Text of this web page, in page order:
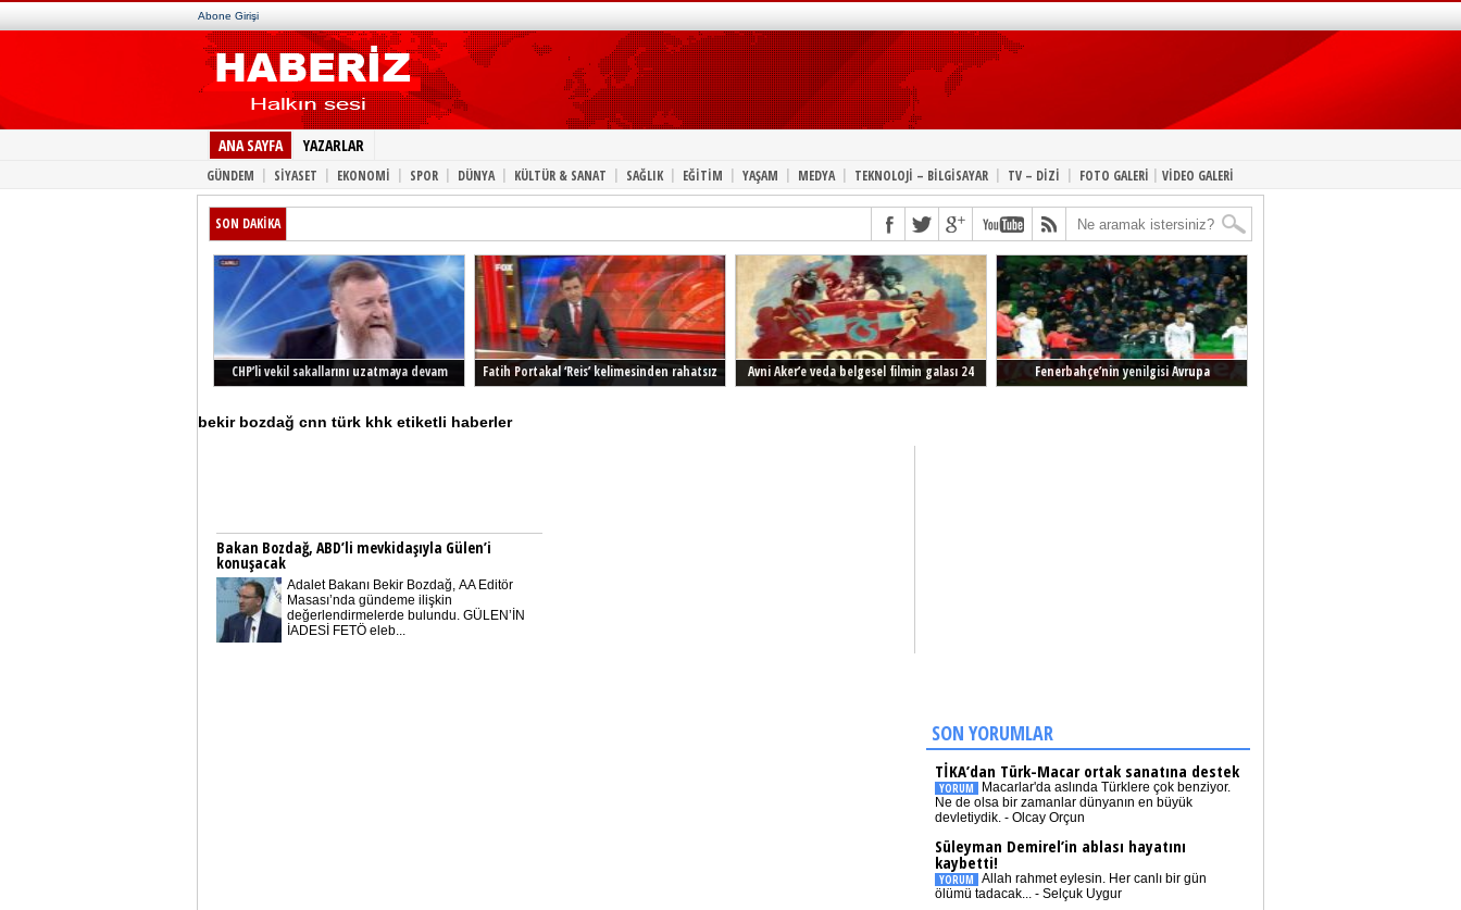
Abone Girişi
ANA SAYFA YAZARLAR
GÜNDEM | SİYASET | EKONOMİ | SPOR | DÜNYA | KÜLTÜR & SANAT | SAĞLIK | EĞİTİM | YAŞAM | MEDYA | TEKNOLOJİ – BİLGİSAYAR | TV – DİZİ | FOTO GALERİ | VİDEO GALERİ
SON DAKİKA
CHP’li vekil sakallarını uzatmaya devam
Fatih Portakal ‘Reis’ kelimesinden rahatsız
Avni Aker’e veda belgesel filmin galası 24
Fenerbahçe’nin yenilgisi Avrupa
bekir bozdağ cnn türk khk etiketli haberler
Bakan Bozdağ, ABD’li mevkidaşıyla Gülen’i
konuşacak
Adalet Bakanı Bekir Bozdağ, AA Editör
Masası’nda gündeme ilişkin
değerlendirmelerde bulundu. GÜLEN’İN
İADESİ FETÖ eleb...
SON YORUMLAR
TİKA’dan Türk-Macar ortak sanatına destek
YORUM
Macarlar'da aslında Türklere çok benziyor.
Ne de olsa bir zamanlar dünyanın en büyük
devletiydik. - Olcay Orçun
Süleyman Demirel’in ablası hayatını
kaybetti!
YORUM Allah rahmet eylesin. Her canlı bir gün
ölümü tadacak... - Selçuk Uygur